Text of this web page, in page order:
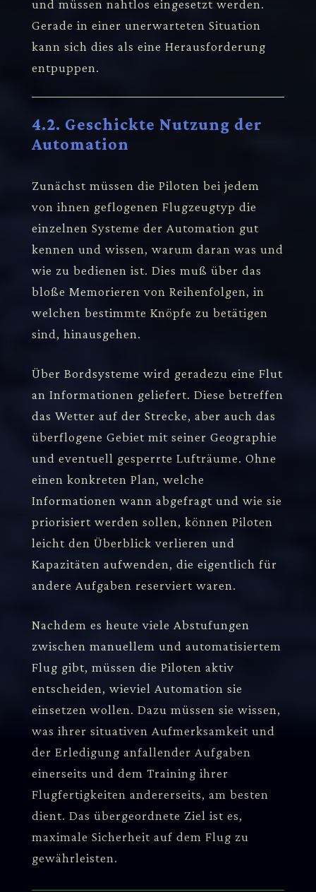
und müssen nahtlos eingesetzt werden.
Gerade in einer unerwarteten Situation
kann sich dies als eine Herausforderung
entpuppen.
4.2. Geschickte Nutzung der
Automation
Zunächst müssen die Piloten bei jedem
von ihnen geflogenen Flugzeugtyp die
einzelnen Systeme der Automation gut
kennen und wissen, warum daran was und
wie zu bedienen ist. Dies muß über das
bloße Memorieren von Reihenfolgen, in
welchen bestimmte Knöpfe zu betätigen
sind, hinausgehen.
Über Bordsysteme wird geradezu eine Flut
an Informationen geliefert. Diese betreffen
das Wetter auf der Strecke, aber auch das
überflogene Gebiet mit seiner Geographie
und eventuell gesperrte Lufträume. Ohne
einen konkreten Plan, welche
Informationen wann abgefragt und wie sie
priorisiert werden sollen, können Piloten
leicht den Überblick verlieren und
Kapazitäten aufwenden, die eigentlich für
andere Aufgaben reserviert waren.
Nachdem es heute viele Abstufungen
zwischen manuellem und automatisiertem
Flug gibt, müssen die Piloten aktiv
entscheiden, wieviel Automation sie
einsetzen wollen. Dazu müssen sie wissen,
was ihrer situativen Aufmerksamkeit und
der Erledigung anfallender Aufgaben
einerseits und dem Training ihrer
Flugfertigkeiten andererseits, am besten
dient. Das übergeordnete Ziel ist es,
maximale Sicherheit auf dem Flug zu
gewährleisten.